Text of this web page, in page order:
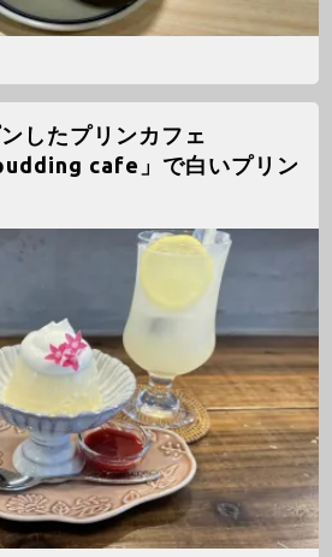
したプリンカフェ
cafe」で白いプリン